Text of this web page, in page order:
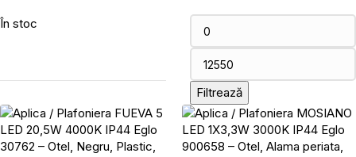
În stoc
Filtrează